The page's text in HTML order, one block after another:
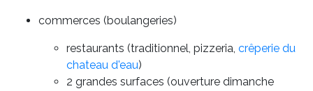
commerces (boulangeries)
restaurants (traditionnel, pizzeria, crêperie du
chateau d'eau)
2 grandes surfaces (ouverture dimanche